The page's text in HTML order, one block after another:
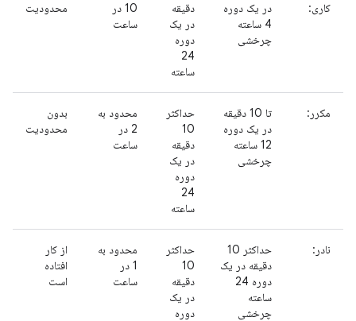
کاری:
در یک دوره
4 ساعته
چرخشی
دقیقه
در یک
دوره
24
ساعته
10 در
ساعت
محدودیت
مکرر:
تا 10 دقیقه
در یک دوره
12 ساعته
چرخشی
حداکثر
10
دقیقه
در یک
دوره
24
ساعته
محدود به
2 در
ساعت
بدون
محدودیت
نادر:
حداکثر 10
دقیقه در یک
دوره 24
ساعته
چرخشی
حداکثر
10
دقیقه
در یک
دوره
محدود به
1 در
ساعت
از کار
افتاده
است